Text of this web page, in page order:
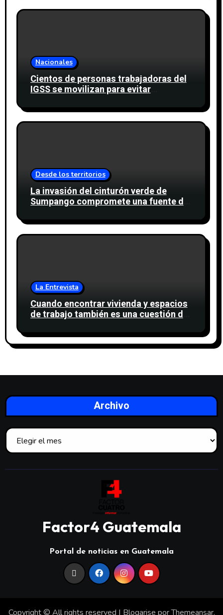
Nacionales
Cientos de personas trabajadoras del
IGSS se movilizan para evitar
Desde los territorios
La invasión del cinturón verde de
Sumpango compromete una fuente de
La Entrevista
Cuando encontrar vivienda y espacios
de trabajo también es una cuestión de
Archivo
Factor4 Guatemala
Portal de noticias en Guatemala
Copyright © All rights reserved | Blogarise porThemeansar.